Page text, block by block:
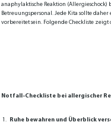
anaphylaktische Reaktion
Betreuungspersonal. Jede Kita sollte
vorbereitet sein. Folgende Checkliste
Notfall-Checkliste bei allergischer
Ruhe bewahren und Überblick